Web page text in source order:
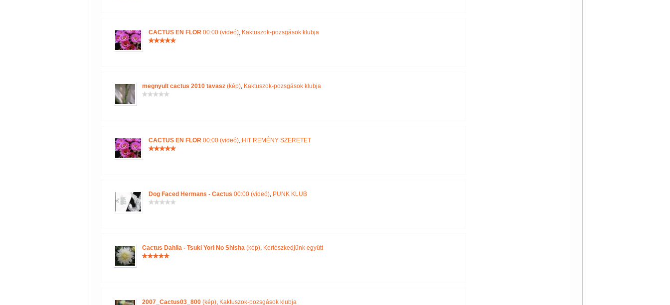
CACTUS EN FLOR00:00 (videó), Kaktuszok-pozsgások klubja
megnyult cactus 2010 tavasz(kép), Kaktuszok-pozsgások klubja
CACTUS EN FLOR00:00 (videó), HIT REMÉNY SZERETET
Dog Faced Hermans - Cactus 00:00 (videó), PUNK KLUB
Cactus Dahlia - Tsuki Yori No Shisha(kép), Kertészkedjünk együtt
2007_Cactus03_800(kép), Kaktuszok-pozsgások klubja